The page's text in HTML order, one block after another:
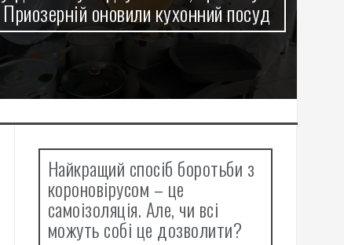
Приозерній оновили кухонний посуд
Найкращий спосіб боротьби з
короновірусом – це
самоізоляція. Але, чи всі
можуть собі це дозволити?